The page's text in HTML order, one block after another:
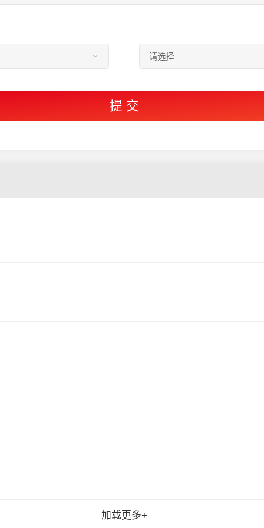
加载更多+